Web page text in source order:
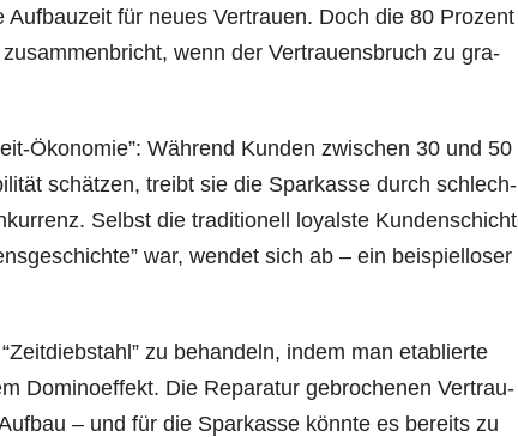
für neu­es Ver­trau­en. Doch die 80 Pro­zent
wenn der Ver­trau­ens­bruch zu gra­
Öko­no­mie”: Wäh­rend Kun­den zwi­schen 30 und 50
schät­zen, treibt sie die Spar­kas­se durch schlech­
Selbst die tra­di­tio­nell loyals­te Kun­den­schicht
war, wen­det sich ab – ein bei­spiel­lo­ser
zu behan­deln, indem man eta­blier­te
Domi­no­ef­fekt. Die Repa­ra­tur gebro­che­nen Ver­trau­
– und für die Spar­kas­se könn­te es bereits zu